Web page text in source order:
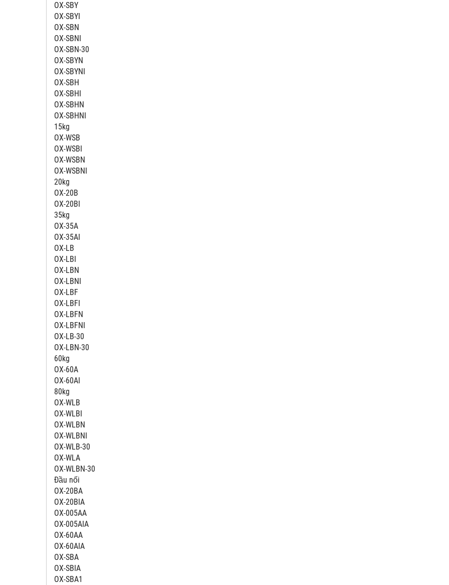
OX-SBY
OX-SBYI
OX-SBN
OX-SBNI
OX-SBN-30
OX-SBYN
OX-SBYNI
OX-SBH
OX-SBHI
OX-SBHN
OX-SBHNI
15kg
OX-WSB
OX-WSBI
OX-WSBN
OX-WSBNI
20kg
OX-20B
OX-20BI
35kg
OX-35A
OX-35AI
OX-LB
OX-LBI
OX-LBN
OX-LBNI
OX-LBF
OX-LBFI
OX-LBFN
OX-LBFNI
OX-LB-30
OX-LBN-30
60kg
OX-60A
OX-60AI
80kg
OX-WLB
OX-WLBI
OX-WLBN
OX-WLBNI
OX-WLB-30
OX-WLA
OX-WLBN-30
Đầu nối
OX-20BA
OX-20BIA
OX-005AA
OX-005AIA
OX-60AA
OX-60AIA
OX-SBA
OX-SBIA
OX-SBA1